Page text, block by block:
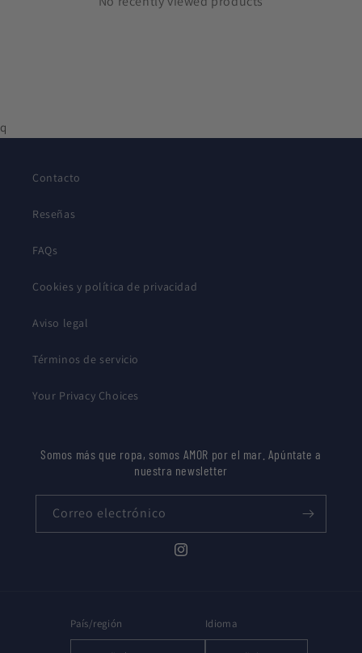
q
Contacto
Reseñas
FAQs
Cookies y política de privacidad
Aviso legal
Términos de servicio
Your Privacy Choices
Somos más que ropa, somos AMOR por el mar. Apúntate a
nuestra newsletter
Correo electrónico
Instagram
País/región Idioma